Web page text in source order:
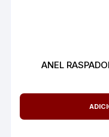
ANEL